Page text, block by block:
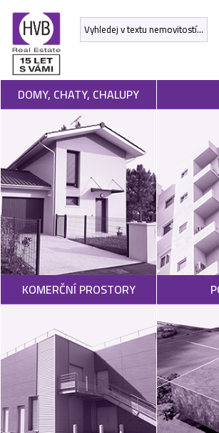
DOMY, CHATY, CHALUPY
KOMERČNÍ PROSTORY
ÚVODNÍ
STRÁNKA
NEMOVITOSTI
DEVELOPERSKÉ
PROJEKTY
SLUŽBY
NABÍDNOUT
NEMOVITOST
POPTAT
NEMOVITOST
VÝKUP
NEMOVITOSTÍ
SPONZORUJEME
NÁŠ ČASOPIS